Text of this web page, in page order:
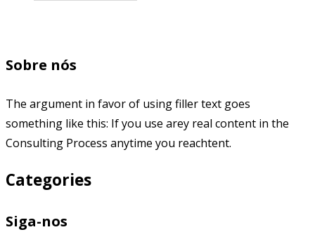
Sobre nós
The argument in favor of using filler text goes
something like this: If you use arey real content in the
Consulting Process anytime you reachtent.
Categories
Siga-nos